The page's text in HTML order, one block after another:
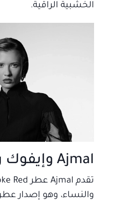
الخشبية الراقية.
Ajmal وإيفوك ريد
والنساء، وهو إصدار